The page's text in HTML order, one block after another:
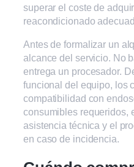
superar el coste de
reacondicionado
Antes de formalizar un
alcance del servicio. No
entrega un procesador.
funcional del equipo, los
compatibilidad con
consumibles requeridos,
asistencia técnica y el
en caso de incidencia.